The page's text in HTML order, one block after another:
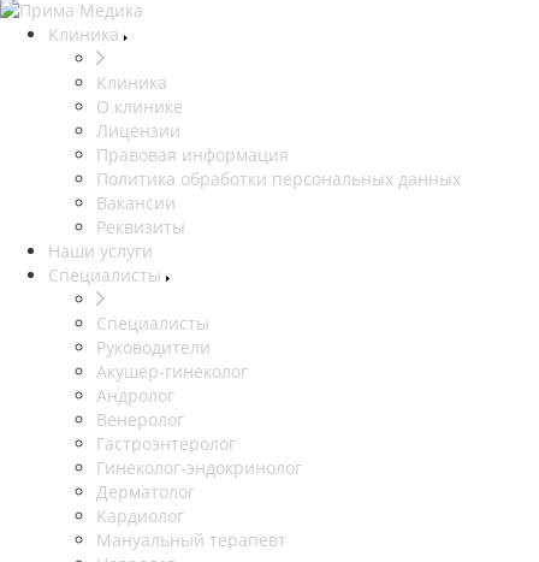
Клиника
Клиника
О клинике
Лицензии
Правовая информация
Политика обработки персональных данных
Вакансии
Реквизиты
Наши услуги
Специалисты
Специалисты
Руководители
Акушер-гинеколог
Андролог
Венеролог
Гастроэнтеролог
Гинеколог-эндокринолог
Дерматолог
Кардиолог
Мануальный терапевт